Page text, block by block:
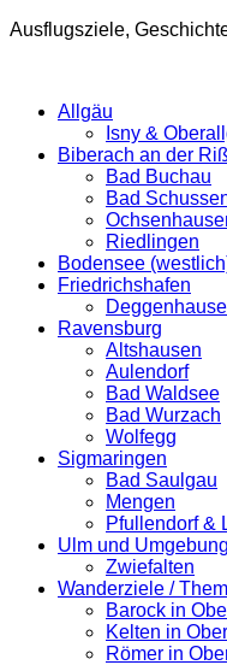
Ausflugsziele,
Allgäu
Isny &
Biberach an der Riß
Bad Buchau
Bad
Riedlingen
Bodensee
Friedrichshafen
Ravensburg
Altshausen
Aulendorf
Bad Waldsee
Bad Wurzach
Wolfegg
Sigmaringen
Bad Saulgau
Mengen
Pfullendorf &
Ulm und Umgebung
Zwiefalten
Wanderziele /
Barock in
Kelten in
Römer in